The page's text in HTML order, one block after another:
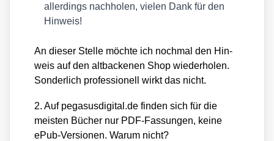
aller­dings nach­ho­len, vie­len Dank für den
Hin­weis!
An die­ser Stel­le möch­te ich noch­mal den Hin­
weis auf den alt­ba­cke­nen Shop wie­der­ho­len.
Son­der­lich pro­fes­sio­nell wirkt das nicht.
2. Auf pega​sus​di​gi​tal​.de fin­den sich für die
meis­ten Bücher nur PDF-Fas­sun­gen, kei­ne
ePub-Ver­sio­nen. War­um nicht?